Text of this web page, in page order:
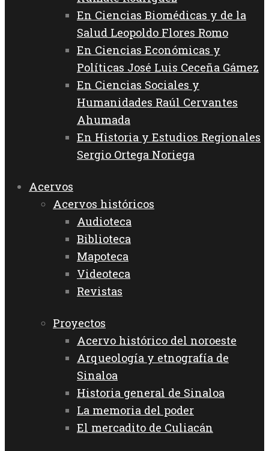
En Ciencias Biomédicas y de la
Salud Leopoldo Flores Romo
En Ciencias Económicas y
Políticas José Luis Ceceña Gámez
En Ciencias Sociales y
Humanidades Raúl Cervantes
Ahumada
En Historia y Estudios Regionales
Sergio Ortega Noriega
Acervos
Acervos históricos
Audioteca
Biblioteca
Mapoteca
Videoteca
Revistas
Proyectos
Acervo histórico del noroeste
Arqueología y etnografía de
Sinaloa
Historia general de Sinaloa
La memoria del poder
El mercadito de Culiacán